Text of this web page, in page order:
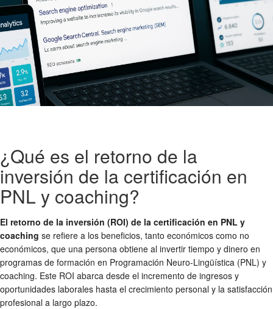
¿Qué es el retorno de la
inversión de la certificación en
PNL y coaching?
El retorno de la inversión (ROI) de la certificación en PNL y
coaching se refiere a los beneficios, tanto económicos como no
económicos, que una persona obtiene al invertir tiempo y dinero en
programas de formación en Programación Neuro-Lingüística (PNL) y
coaching. Este ROI abarca desde el incremento de ingresos y
oportunidades laborales hasta el crecimiento personal y la satisfacción
profesional a largo plazo.